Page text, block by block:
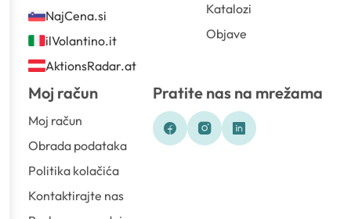
NajCena.si
ilVolantino.it
AktionsRadar.at
Katalozi
Objave
Moj račun
Moj račun
Obrada podataka
Politika kolačića
Kontaktirajte nas
Pratite nas na mrežama